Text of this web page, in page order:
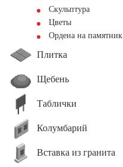
Скульптура
Цветы
Ордена на памятник
Плитка
Щебень
Таблички
Колумбарий
Вставка из гранита